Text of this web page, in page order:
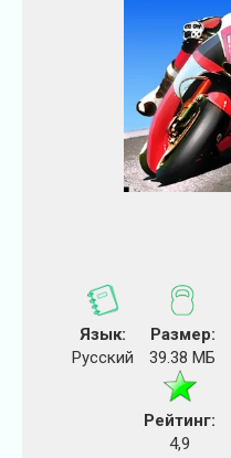
Язык:
Русский
Размер:
39.38 МБ
Рейтинг:
4,9